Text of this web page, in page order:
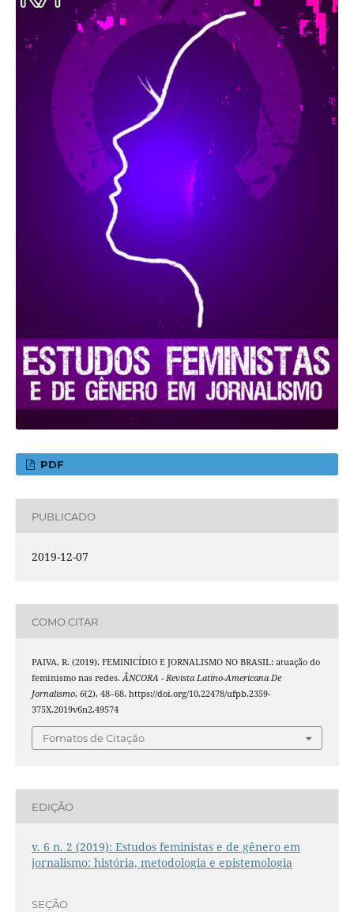
PDF
PUBLICADO
2019-12-07
COMO CITAR
PAIVA, R. (2019). FEMINICÍDIO E JORNALISMO NO BRASIL: atuação do
feminismo nas redes.ÂNCORA - Revista Latino-Americana De
Jornalismo, 6(2), 48–68. https://doi.org/10.22478/ufpb.2359-
375X.2019v6n2.49574
Fomatos de Citação
EDIÇÃO
v. 6 n. 2 (2019): Estudos feministas e de gênero em
jornalismo: história, metodologia e epistemologia
SEÇÃO